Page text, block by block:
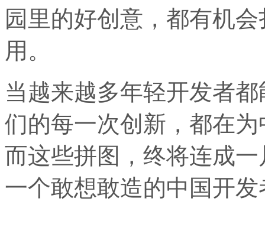
园里的好创意，都有机
用。
当越来越多年轻开发者
们的每一次创新，都在
而这些拼图，终将连成
一个敢想敢造的中国开